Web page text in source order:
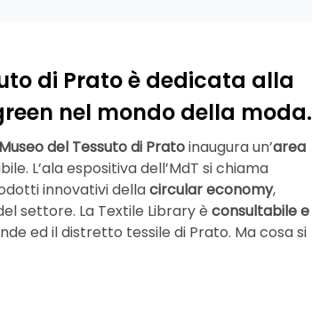
di Prato è dedicata alla
nel mondo della moda.
Museo del Tessuto di Pratoinaugura un’area
L’ala espositiva dell’MdT si chiama
innovativi dellacircular economy,
settore. La Textile Library è consultabile e
ed il distretto tessile di Prato. Ma cosa si